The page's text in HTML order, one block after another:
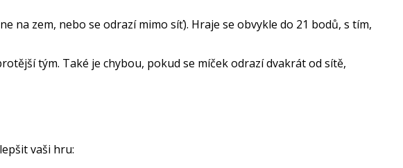
zem, nebo se odrazí mimo síť). Hraje se obvykle do 21 bodů, s tím,
tým. Také je chybou, pokud se míček odrazí dvakrát od sítě,
vaši hru: